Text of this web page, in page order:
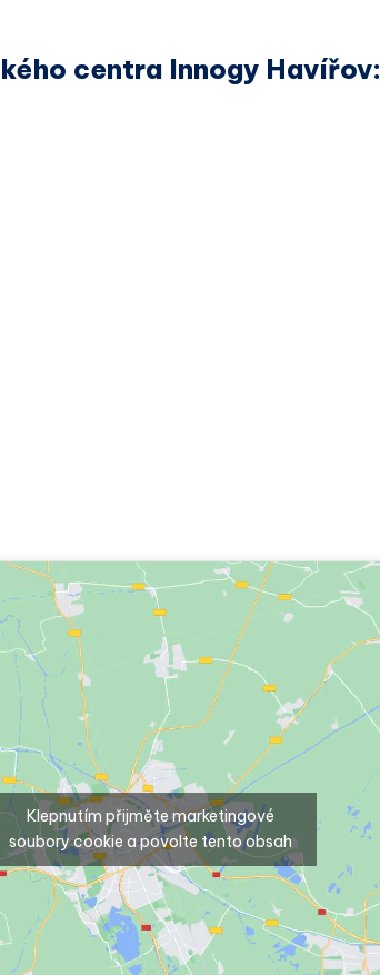
centra Innogy Havířov:
Klepnutím přijměte marketingové
soubory cookie a povolte tento obsah